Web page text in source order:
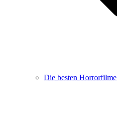
Die besten Horrorfilme